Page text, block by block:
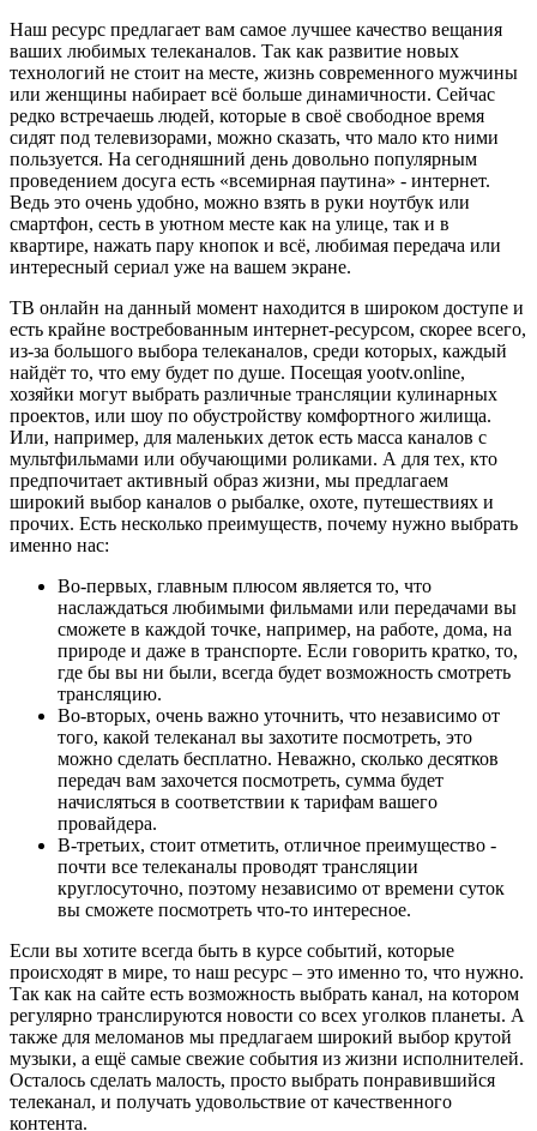
Наш ресурс предлагает вам самое лучшее качество вещания
ваших любимых телеканалов. Так как развитие новых
технологий не стоит на месте, жизнь современного мужчины
или женщины набирает всё больше динамичности. Сейчас
редко встречаешь людей, которые в своё свободное время
сидят под телевизорами, можно сказать, что мало кто ними
пользуется. На сегодняшний день довольно популярным
проведением досуга есть «всемирная паутина» - интернет.
Ведь это очень удобно, можно взять в руки ноутбук или
смартфон, сесть в уютном месте как на улице, так и в
квартире, нажать пару кнопок и всё, любимая передача или
интересный сериал уже на вашем экране.
ТВ онлайн на данный момент находится в широком доступе и
есть крайне востребованным интернет-ресурсом, скорее всего,
из-за большого выбора телеканалов, среди которых, каждый
найдёт то, что ему будет по душе. Посещая yootv.online,
хозяйки могут выбрать различные трансляции кулинарных
проектов, или шоу по обустройству комфортного жилища.
Или, например, для маленьких деток есть масса каналов с
мультфильмами или обучающими роликами. А для тех, кто
предпочитает активный образ жизни, мы предлагаем
широкий выбор каналов о рыбалке, охоте, путешествиях и
прочих. Есть несколько преимуществ, почему нужно выбрать
именно нас:
Во-первых, главным плюсом является то, что
наслаждаться любимыми фильмами или передачами вы
сможете в каждой точке, например, на работе, дома, на
природе и даже в транспорте. Если говорить кратко, то,
где бы вы ни были, всегда будет возможность смотреть
трансляцию.
Во-вторых, очень важно уточнить, что независимо от
того, какой телеканал вы захотите посмотреть, это
можно сделать бесплатно. Неважно, сколько десятков
передач вам захочется посмотреть, сумма будет
начисляться в соответствии к тарифам вашего
провайдера.
В-третьих, стоит отметить, отличное преимущество -
почти все телеканалы проводят трансляции
круглосуточно, поэтому независимо от времени суток
вы сможете посмотреть что-то интересное.
Если вы хотите всегда быть в курсе событий, которые
происходят в мире, то наш ресурс – это именно то, что нужно.
Так как на сайте есть возможность выбрать канал, на котором
регулярно транслируются новости со всех уголков планеты. А
также для меломанов мы предлагаем широкий выбор крутой
музыки, а ещё самые свежие события из жизни исполнителей.
Осталось сделать малость, просто выбрать понравившийся
телеканал, и получать удовольствие от качественного
контента.